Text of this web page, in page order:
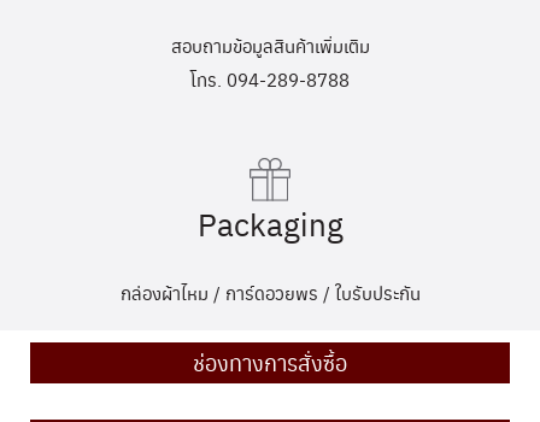
สอบถามข้อมูลสินค้าเพิ่มเติม
โทร. 094-289-8788
Packaging
กล่องผ้าไหม / การ์ดอวยพร / ใบรับประกัน
ช่องทางการสั่งซื้อ